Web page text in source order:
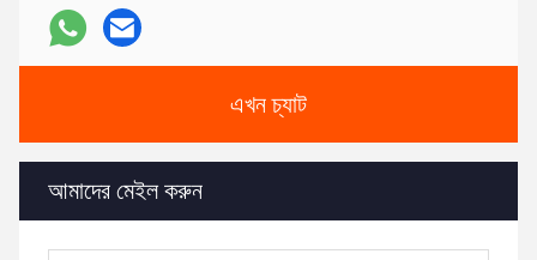
এখন চ্যাট
আমাদের মেইল ​​করুন